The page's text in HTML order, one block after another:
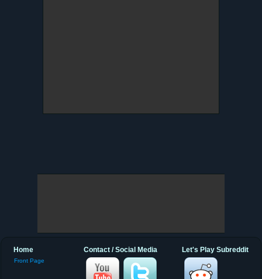
Let's Play Subreddit
Contact / Social Media
Home
Front Page